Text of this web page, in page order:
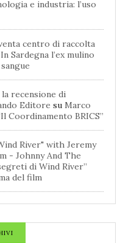
e industria: l’uso
centro di raccolta
In Sardegna l’ex mulino
recensione di
Editore su Marco
Coordinamento BRICS”
River" with Jeremy
- Johnny And The
di Wind River”
del film